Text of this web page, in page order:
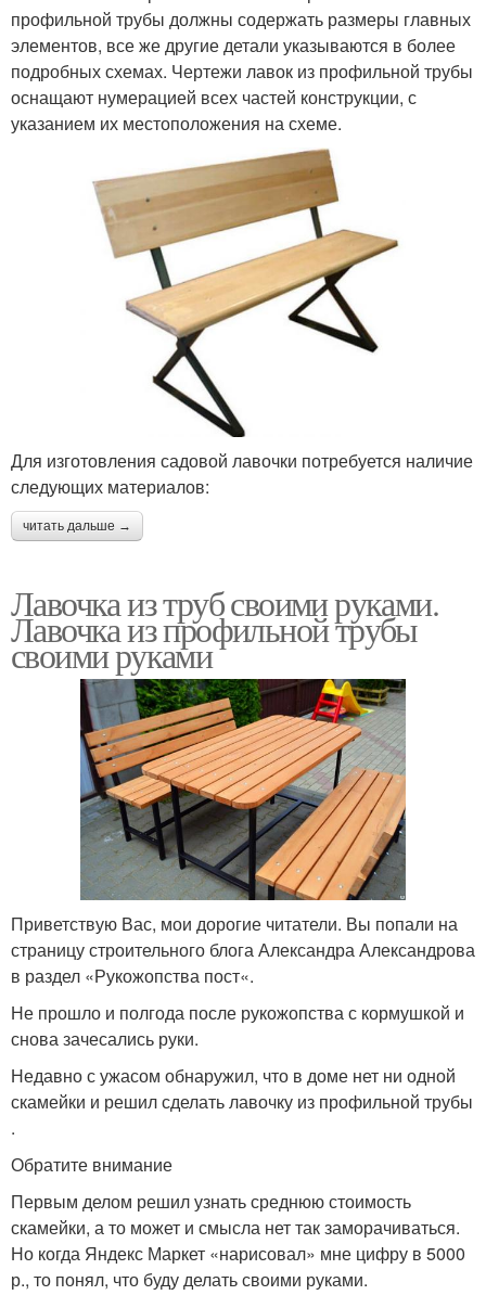
профильной трубы должны содержать размеры главных
элементов, все же другие детали указываются в более
подробных схемах. Чертежи лавок из профильной трубы
оснащают нумерацией всех частей конструкции, с
указанием их местоположения на схеме.
Для изготовления садовой лавочки потребуется наличие
следующих материалов:
читать дальше →
Лавочка из труб своими руками.
Лавочка из профильной трубы
своими руками
Приветствую Вас, мои дорогие читатели. Вы попали на
страницу строительного блога Александра Александрова
в раздел «Рукожопства пост«.
Не прошло и полгода после рукожопства с кормушкой и
снова зачесались руки.
Недавно с ужасом обнаружил, что в доме нет ни одной
скамейки и решил сделать лавочку из профильной трубы
.
Обратите внимание
Первым делом решил узнать среднюю стоимость
скамейки, а то может и смысла нет так заморачиваться.
Но когда Яндекс Маркет «нарисовал» мне цифру в 5000
р., то понял, что буду делать своими руками.